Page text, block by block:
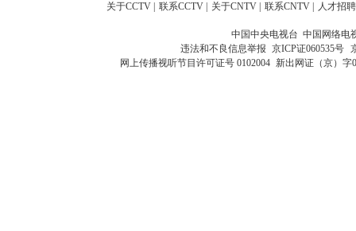
关于CCTV 联系CCTV 关于CNTV 联系CNTV 人才招聘
中国中央电视台 中国网络电
违法和不良信息举报 京ICP证060535号
网上传播视听节目许可证号 0102004 新出网证（京）